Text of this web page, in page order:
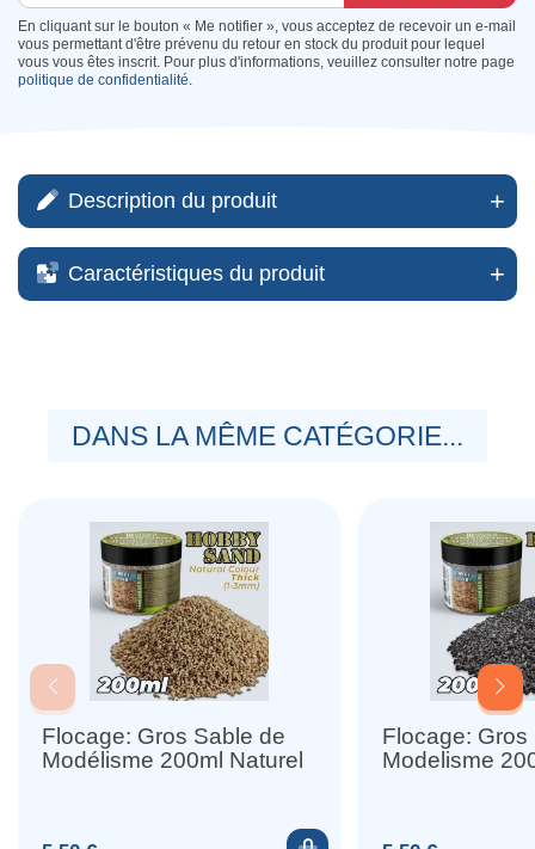
En cliquant sur le bouton « Me notifier », vous acceptez de recevoir un e-mail
vous permettant d'être prévenu du retour en stock du produit pour lequel
vous vous êtes inscrit. Pour plus d'informations, veuillez consulter notre page
politique de confidentialité.
Description du produit
Caractéristiques du produit
DANS LA MÊME CATÉGORIE...
Flocage: Gros Sable de
Modélisme 200ml Naturel
Flocage: Gros
Modelisme